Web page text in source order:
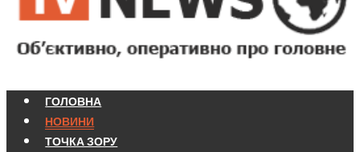
ГОЛОВНА
НОВИНИ
ТОЧКА ЗОРУ